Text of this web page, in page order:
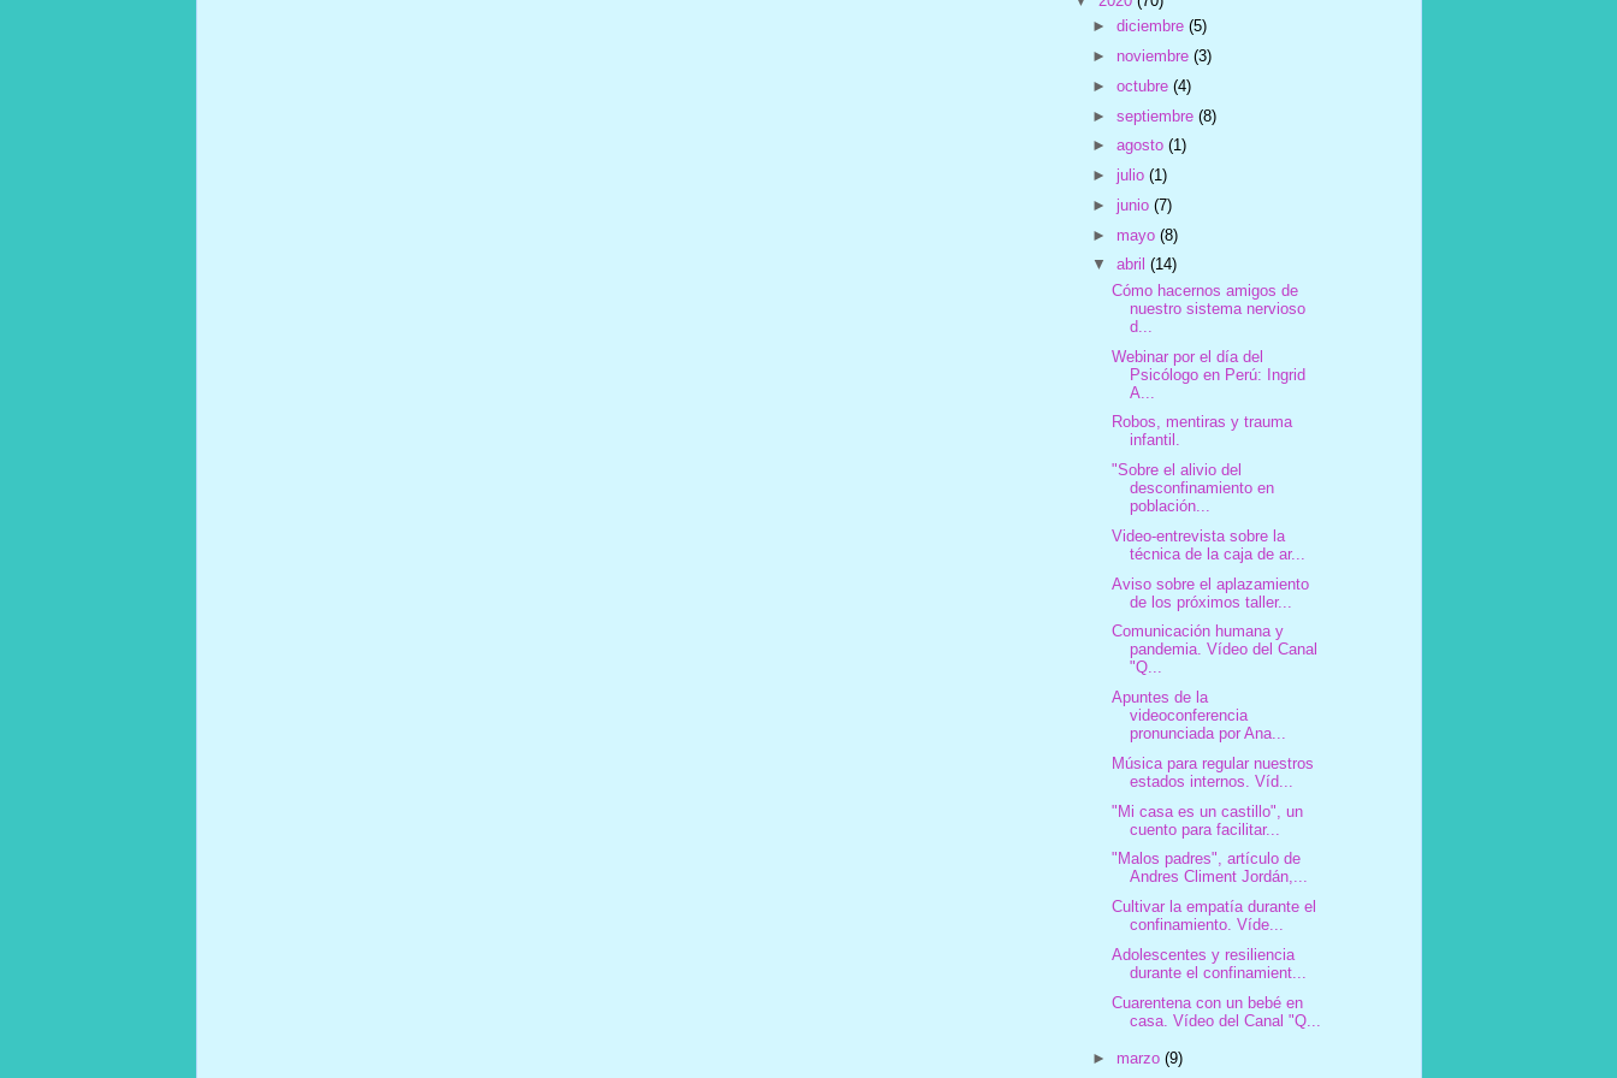
►diciembre(5)
► noviembre(3)
►octubre(4)
►septiembre(8)
►agosto(1)
►julio(1)
►junio(7)
► mayo(8)
▼abril(14)
Cómo hacernos amigos de
nuestro sistema nervioso
d...
Webinar por el día del
Psicólogo en Perú: Ingrid
A...
Robos, mentiras y trauma
infantil.
"Sobre el alivio del
desconfinamiento en
población...
Video-entrevista sobre la
técnica de la caja de ar...
Aviso sobre el aplazamiento
de los próximos taller...
Comunicación humana y
pandemia. Vídeo del Canal
"Q...
Apuntes de la
videoconferencia
pronunciada por Ana...
Música para regular nuestros
estados internos. Víd...
"Mi casa es un castillo", un
cuento para facilitar...
"Malos padres", artículo de
Andres Climent Jordán,...
Cultivar la empatía durante el
confinamiento. Víde...
Adolescentes y resiliencia
durante el confinamient...
Cuarentena con un bebé en
casa. Vídeo del Canal "Q...
► marzo(9)